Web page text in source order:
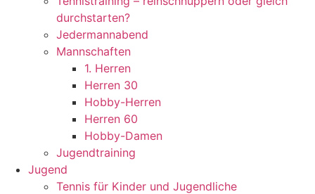
durchstarten?
Jedermannabend
Mannschaften
1. Herren
Herren 30
Hobby-Herren
Herren 60
Hobby-Damen
Jugendtraining
Jugend
Tennis für Kinder und Jugendliche